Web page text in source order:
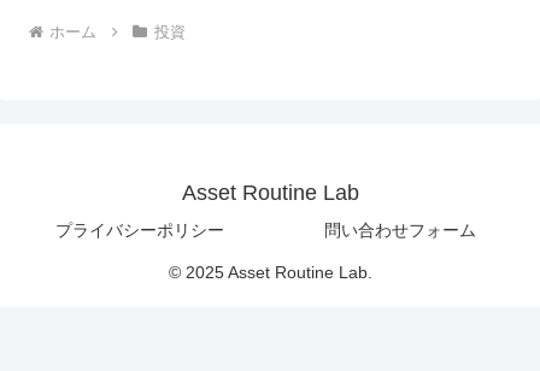
ホーム 投資
Asset Routine Lab
プライバシーポリシー 問い合わせフォーム
© 2025 Asset Routine Lab.